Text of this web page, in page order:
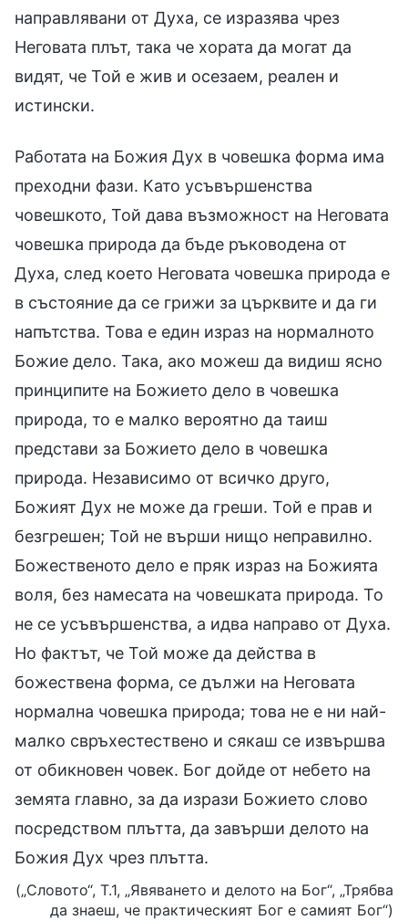
направлявани от Духа, се изразява чрез
Неговата плът, така че хората да могат да
видят, че Той е жив и осезаем, реален и
истински.
Работата на Божия Дух в човешка форма има
преходни фази. Като усъвършенства
човешкото, Той дава възможност на Неговата
човешка природа да бъде ръководена от
Духа, след което Неговата човешка природа е
в състояние да се грижи за църквите и да ги
напътства. Това е един израз на нормалното
Божие дело. Така, ако можеш да видиш ясно
принципите на Божието дело в човешка
природа, то е малко вероятно да таиш
представи за Божието дело в човешка
природа. Независимо от всичко друго,
Божият Дух не може да греши. Той е прав и
безгрешен; Той не върши нищо неправилно.
Божественото дело е пряк израз на Божията
воля, без намесата на човешката природа. То
не се усъвършенства, а идва направо от Духа.
Но фактът, че Той може да действа в
божествена форма, се дължи на Неговата
нормална човешка природа; това не е ни най-
малко свръхестествено и сякаш се извършва
от обикновен човек. Бог дойде от небето на
земята главно, за да изрази Божието слово
посредством плътта, да завърши делото на
Божия Дух чрез плътта.
(„Словото“, Т.1, „Явяването и делото на Бог“, „Трябва
да знаеш, че практическият Бог е самият Бог“)